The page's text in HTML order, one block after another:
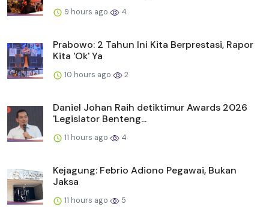
9 hours ago 4
Prabowo: 2 Tahun Ini Kita Berprestasi, Rapor
Kita 'Ok' Ya
10 hours ago 2
Daniel Johan Raih detiktimur Awards 2026
'Legislator Benteng...
11 hours ago 4
Kejagung: Febrio Adiono Pegawai, Bukan
Jaksa
11 hours ago 5